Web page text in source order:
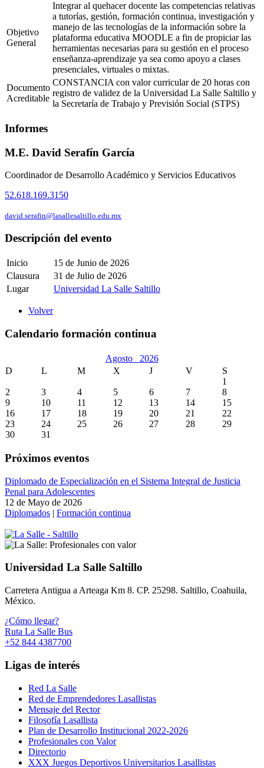
Objetivo
General
Integrar al quehacer docente las competencias relativas
a tutorías, gestión, formación continua, investigación y
manejo de las tecnologías de la información sobre la
plataforma educativa MOODLE a fin de propiciar las
herramientas necesarias para su gestión en el proceso
enseñanza-aprendizaje ya sea como apoyo a clases
presenciales, virtuales o mixtas.
Documento
Acreditable
CONSTANCIA con valor curricular de 20 horas con
registro de validez de la Universidad La Salle Saltillo y
la Secretaría de Trabajo y Previsión Social (STPS)
Informes
M.E. David Serafín García
Coordinador de Desarrollo Académico y Servicios Educativos
52.618.169.3150
david.serafin@lasallesaltillo.edu.mx
Descripción del evento
Inicio
15 de Junio de 2026
Clausura
31 de Julio de 2026
Lugar
Universidad La Salle Saltillo
Volver
Calendario formación continua
Agosto 2026
D
L M X J V
S
1
2
3 4 5 6 7
8
9
10 11 12 13 14
15
16
17 18 19 20 21
22
23
24 25 26 27 28
29
30
31
Próximos eventos
Diplomado de Especialización en el Sistema Integral de Justicia
Penal para Adolescentes
12 de Mayo de 2026
Diplomados | Formación continua
Universidad La Salle Saltillo
Carretera Antigua a Arteaga Km 8. CP. 25298. Saltillo, Coahuila,
México.
¿Cómo llegar?
Ruta La Salle Bus
+52 844 4387700
Ligas de interés
Red La Salle
Red de Emprendedores Lasallistas
Mensaje del Rector
Filosofía Lasallista
Plan de Desarrollo Institucional 2022-2026
Profesionales con Valor
Directorio
XXX Juegos Deportivos Universitarios Lasallistas